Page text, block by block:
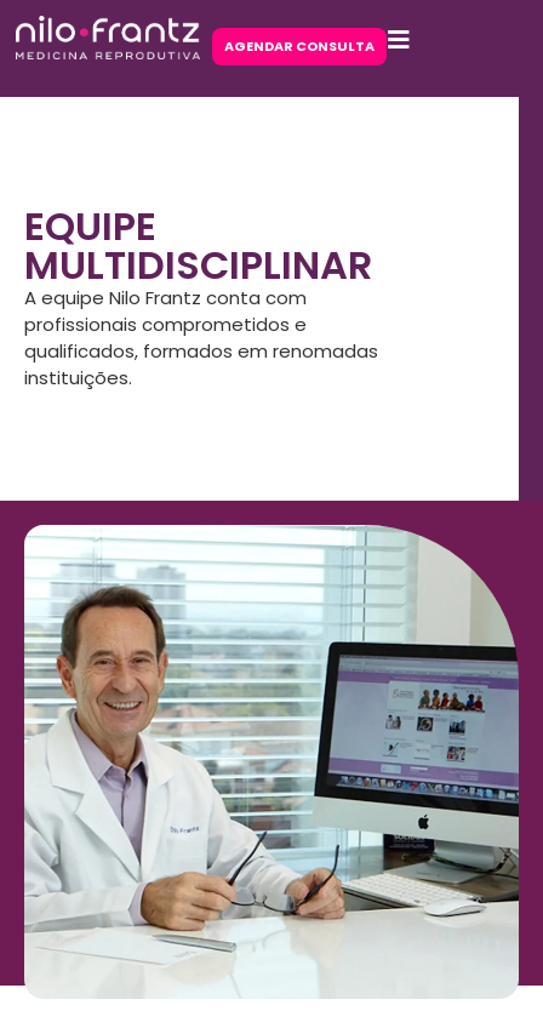
AGENDAR CONSULTA
EQUIPE
MULTIDISCIPLINAR
A equipe Nilo Frantz conta com
profissionais comprometidos e
qualificados, formados em renomadas
instituições.